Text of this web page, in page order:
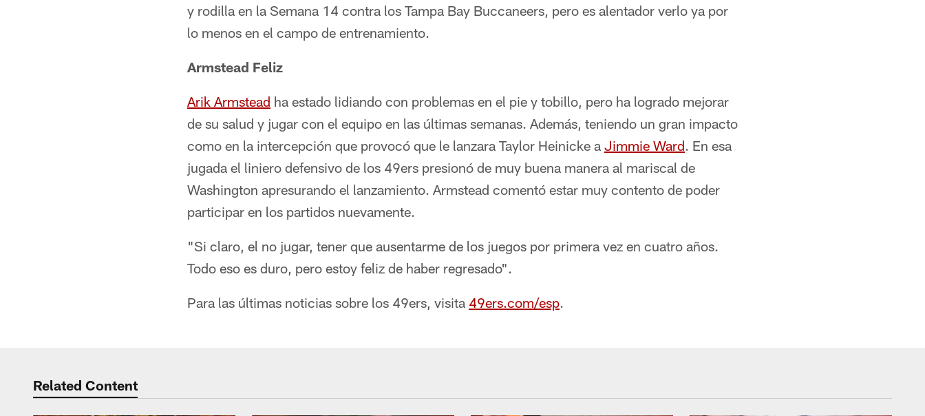
y rodilla en la Semana 14 contra los Tampa Bay Buccaneers, pero es alentador verlo ya por
lo menos en el campo de entrenamiento.
Armstead Feliz
Arik Armstead ha estado lidiando con problemas en el pie y tobillo, pero ha logrado mejorar
de su salud y jugar con el equipo en las últimas semanas. Además, teniendo un gran impacto
como en la intercepción que provocó que le lanzara Taylor Heinicke a Jimmie Ward. En esa
jugada el liniero defensivo de los 49ers presionó de muy buena manera al mariscal de
Washington apresurando el lanzamiento. Armstead comentó estar muy contento de poder
participar en los partidos nuevamente.
"Si claro, el no jugar, tener que ausentarme de los juegos por primera vez en cuatro años.
Todo eso es duro, pero estoy feliz de haber regresado".
Para las últimas noticias sobre los 49ers, visita 49ers.com/esp.
Related Content